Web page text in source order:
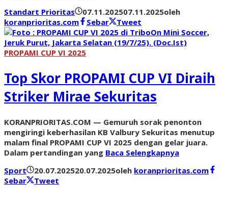
Standart Prioritas
07.11.202507.11.2025oleh
koranprioritas.com
Sebar Tweet
PROPAMI CUP VI 2025
Top Skor PROPAMI CUP VI Diraih
Striker Mirae Sekuritas
KORANPRIORITAS.COM — Gemuruh sorak penonton
mengiringi keberhasilan KB Valbury Sekuritas menutup
malam final PROPAMI CUP VI 2025 dengan gelar juara.
Dalam pertandingan yang Baca Selengkapnya
Sport
20.07.202520.07.2025oleh koranprioritas.com
Sebar
Tweet